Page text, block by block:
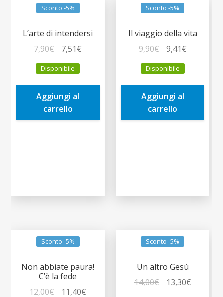
Sconto -5%
L’arte di intendersi
7,90€
prezzo
originale
era:
7,90€.
7,51€
è:
Disponibile
Aggiungi al
carrello
Sconto -5%
Il viaggio della vita
9,90€
prezzo
originale
era:
9,90€.
9,41€Il
è:
Disponibile
Aggiungi al
carrello
Sconto -5%
Non abbiate paura!
C’è la fede
12,00€ 11,40€
Sconto -5%
Un altro Gesù
14,00€
prezzo
13,30€Il